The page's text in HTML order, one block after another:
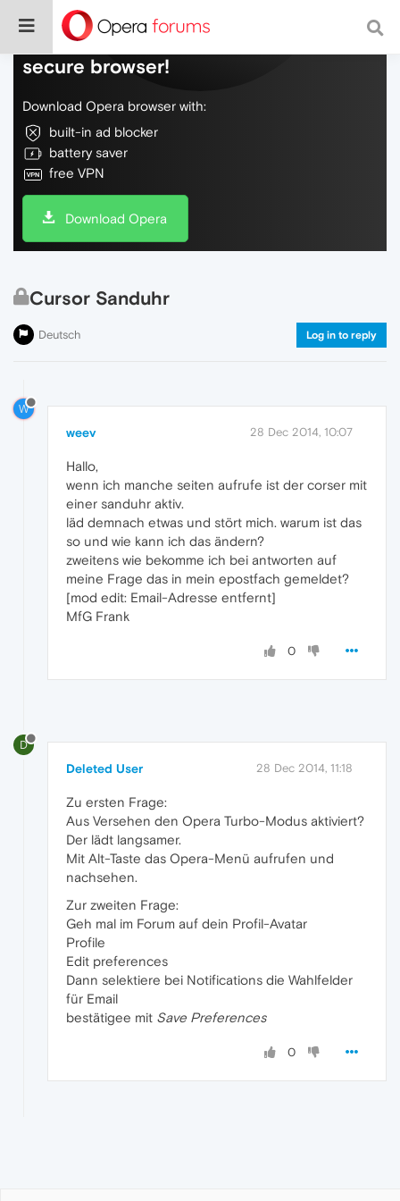
Do more on the web, with a fast and
secure browser!
Download Opera browser with:
built-in ad blocker
battery saver
free VPN
Download Opera
Cursor Sanduhr
Deutsch Log in to reply
W
weev 28 Dec 2014, 10:07
Hallo,
wenn ich manche seiten aufrufe ist der corser mit
einer sanduhr aktiv.
läd demnach etwas und stört mich. warum ist das
so und wie kann ich das ändern?
zweitens wie bekomme ich bei antworten auf
meine Frage das in mein epostfach gemeldet?
[mod edit: Email-Adresse entfernt]
MfG Frank
0
D
Deleted User 28 Dec 2014, 11:18
Zu ersten Frage:
Aus Versehen den Opera Turbo-Modus aktiviert?
Der lädt langsamer.
Mit Alt-Taste das Opera-Menü aufrufen und
nachsehen.
Zur zweiten Frage:
Geh mal im Forum auf dein Profil-Avatar
Profile
Edit preferences
Dann selektiere bei Notifications die Wahlfelder
für Email
bestätigee mit Save Preferences
0